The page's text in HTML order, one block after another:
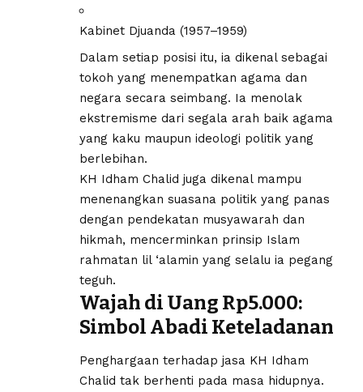
Kabinet Djuanda (1957–1959)
Dalam setiap posisi itu, ia dikenal sebagai
tokoh yang menempatkan agama dan
negara secara seimbang. Ia menolak
ekstremisme dari segala arah baik agama
yang kaku maupun ideologi politik yang
berlebihan.
KH Idham Chalid juga dikenal mampu
menenangkan suasana politik yang panas
dengan pendekatan musyawarah dan
hikmah, mencerminkan prinsip Islam
rahmatan lil ‘alamin yang selalu ia pegang
teguh.
Wajah di Uang Rp5.000:
Simbol Abadi Keteladanan
Penghargaan terhadap jasa KH Idham
Chalid tak berhenti pada masa hidupnya.